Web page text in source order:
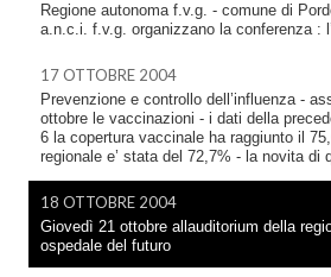
Regione autonoma f.v.g. - comune di
a.n.c.i. f.v.g. organizzano la conferenza :
17 OTTOBRE 2004
Prevenzione e controllo dell’influenza -
ottobre le vaccinazioni - i dati della
6 la copertura vaccinale ha raggiunto il
regionale e’ stata del 72,7% - la novita di
18 OTTOBRE 2004
Giovedì 21 ottobre allauditorium della
ospedale del futuro